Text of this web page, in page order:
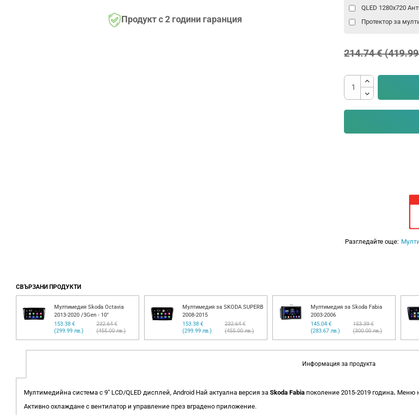
Продукт с 2 години гаранция
214.74 €
QLED 1280x720
Протектор за
Разгледайте още:
СВЪРЗАНИ ПРОДУКТИ
Мултимедия Skoda Octavia
2013-2020 /3Gen - 10"
153.38 €
(299.99 лв.)
232.64 €
(455.00 лв.)
Мултимедия за SKODA SUPERB
2008-2015
153.38 €
(299.99 лв.)
232.64 €
(455.00 лв.)
Мултимедия за Skoda Fabia
2003-2006
145.04 €
(283.67 лв.)
153.39 €
(300.00 лв.)
Информация за продукта
Мултимедийна система с 9" LCD/QLED дисплей, Android Най актуална версия за Skoda Fabia поколение 2015-2019 година. Меню
Активно охлаждане с вентилатор и управление през вградено приложение.